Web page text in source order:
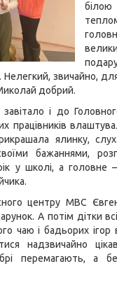
звичайно,
добрий.
і до
працівників
ялинку,
бажаннями,
рік у школі, а
центру МВС
А потім дітки
чаю і бадьорих
надзвичайно
перемагають, а